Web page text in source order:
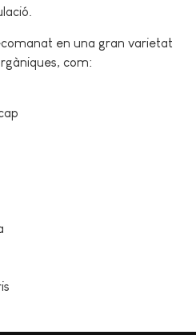
en una gran varietat
com: